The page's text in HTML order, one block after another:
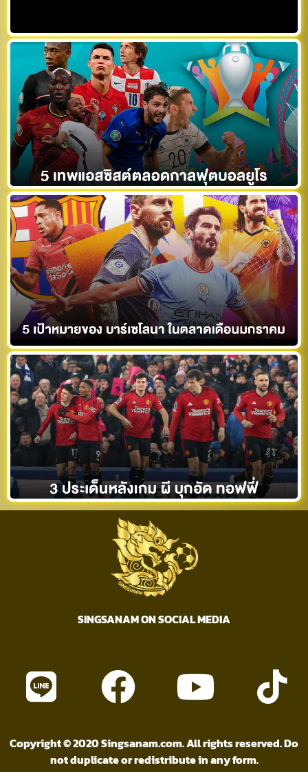
SINGSANAM ON SOCIAL MEDIA
Copyright © 2020 Singsanam.com. All rights reserved. Do
not duplicate or redistribute in any form.